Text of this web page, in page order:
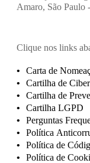
Amaro, São Paulo
Clique nos links
Carta de
Cartilha de
Cartilha de
Cartilha LGPD
Perguntas
Política
Política de
Política de